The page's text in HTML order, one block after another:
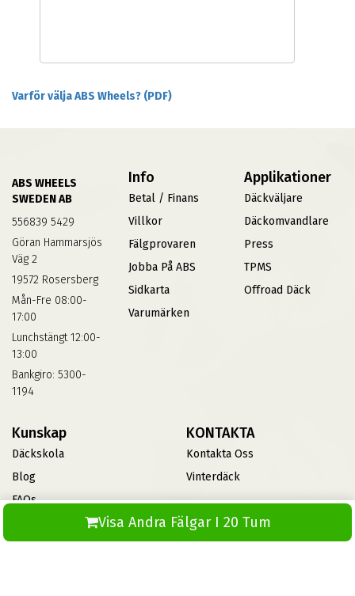
Visa Andra Fälgar I 20 Tum
Varför välja ABS Wheels? (PDF)
ABS WHEELS
SWEDEN AB
556839 5429
Göran Hammarsjös
Väg 2
19572 Rosersberg
Mån-Fre 08:00-
17:00
Lunchstängt 12:00-
13:00
Bankgiro: 5300-
1194
Info
Betal / Finans
Villkor
Fälgprovaren
Jobba På ABS
Sidkarta
Varumärken
Applikationer
Däckväljare
Däckomvandlare
Press
TPMS
Offroad Däck
Kunskap
Däckskola
Blog
FAQs
Informationsbank Av Däck
Och Fälgar
KONTAKTA
Kontakta Oss
Vinterdäck